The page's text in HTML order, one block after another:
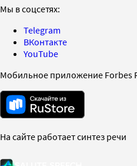
Мы в соцсетях:
Telegram
ВКонтакте
YouTube
Мобильное приложение Forbes
На сайте работает синтез речи